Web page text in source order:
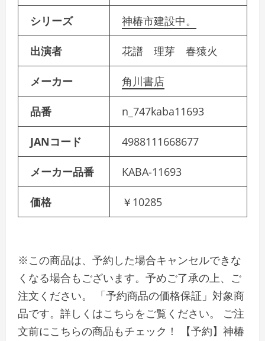
シリーズ 神椿市建設中。
出演者 花譜 理芽 春猿火
メーカー 角川書店
品番 n_747kaba11693
JANコード 4988111668677
メーカー品番 KABA-11693
価格 ￥10285
※この商品は、予約した場合キャンセルできな
くなる場合もございます。予めご了承の上、ご
注文ください。 「予約商品の価格保証」対象商
品です。詳しくはこちらをご覧ください。 ご注
文前にこちらの商品もチェック！ 【予約】神椿